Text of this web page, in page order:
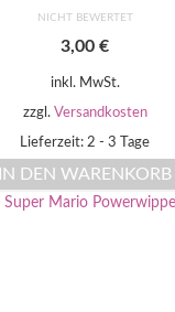
NICHT BEWERTET
3,00 €
inkl. MwSt.
zzgl. Versandkosten
Lieferzeit: 2 - 3 Tage
IN DEN WARENKORB